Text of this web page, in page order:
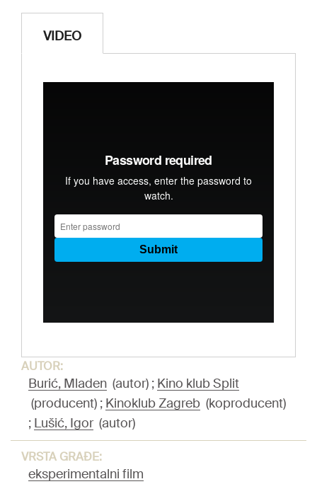
VIDEO
AUTOR:
Burić, Mladen (autor) ; Kino klub Split
(producent) ; Kinoklub Zagreb (koproducent)
; Lušić, Igor (autor)
VRSTA GRAĐE:
eksperimentalni film